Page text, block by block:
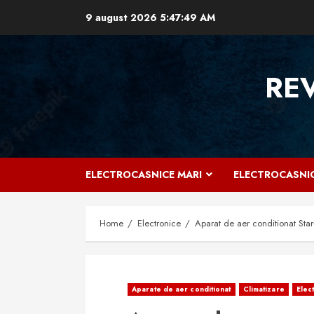
9 august 2026 5:47:50 AM
ELECTROCASNICE MARI
Home Electronice Aparat de aer conditionat
Aparate de aer conditionat Climatizare